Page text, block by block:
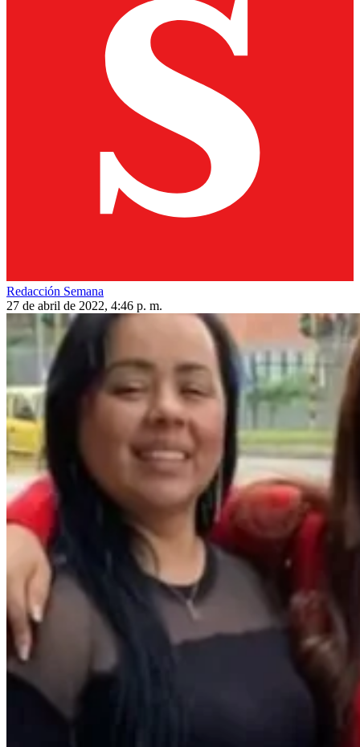
Redacción Semana
27 de abril de 2022, 4:46 p. m.